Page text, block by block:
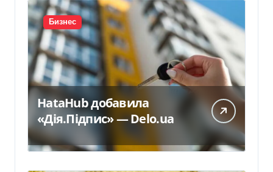
Бизнес
HataHub добавила
«Дія.Підпис» — Delo.ua